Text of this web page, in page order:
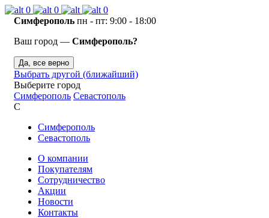
0 0
0
Симферополь пн - пт: 9:00 - 18:00
Ваш город — Симферополь?
Да, все верно
Выбрать другой (ближайший)
Выберите город
Симферополь Севастополь
С
Симферополь
Севастополь
О компании
Покупателям
Сотрудничество
Акции
Новости
Контакты